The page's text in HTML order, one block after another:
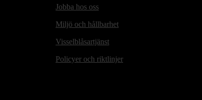
Jobba hos oss
Miljö och hållbarhet
Visselblåsartjänst
Policyer och riktlinjer